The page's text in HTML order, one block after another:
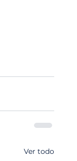
Ver todo